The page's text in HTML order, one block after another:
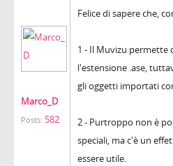
Marco_D
Posts: 582
Felice di sapere che,
1 - Il Muvizu
l'estensione .ase,
gli oggetti importati
2 - Purtroppo non è
speciali, ma c'è un
essere utile.